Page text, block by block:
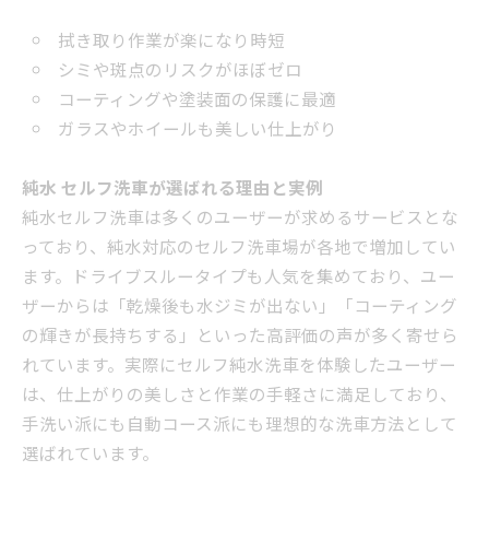
拭き取り作業が楽になり時短
シミや斑点のリスクがほぼゼロ
コーティングや塗装面の保護に最適
ガラスやホイールも美しい仕上がり
純水 セルフ洗車が選ばれる理由と実例
純水セルフ洗車は多くのユーザーが求めるサービスとな
っており、純水対応のセルフ洗車場が各地で増加してい
ます。ドライブスルータイプも人気を集めており、ユー
ザーからは「乾燥後も水ジミが出ない」「コーティング
の輝きが長持ちする」といった高評価の声が多く寄せら
れています。実際にセルフ純水洗車を体験したユーザー
は、仕上がりの美しさと作業の手軽さに満足しており、
手洗い派にも自動コース派にも理想的な洗車方法として
選ばれています。